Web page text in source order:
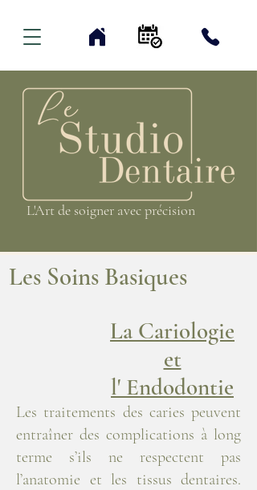
L'Art de soigner avec précision
Les Soins Basiques
La Cariologie
et
l' Endodontie
Les traitements des caries peuvent
entraîner des complications à long
terme s’ils ne respectent pas
l’anatomie et les tissus dentaires.